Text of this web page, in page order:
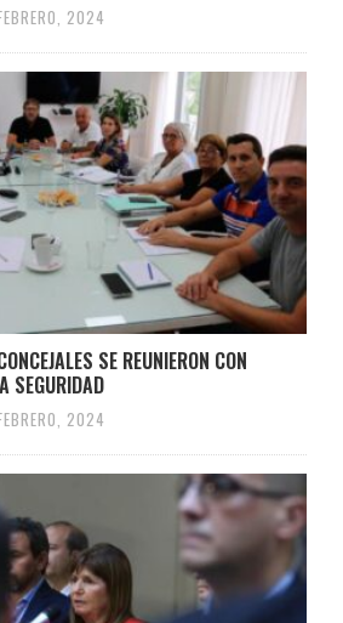
2024
SE REUNIERON CON
SEGURIDAD
2024